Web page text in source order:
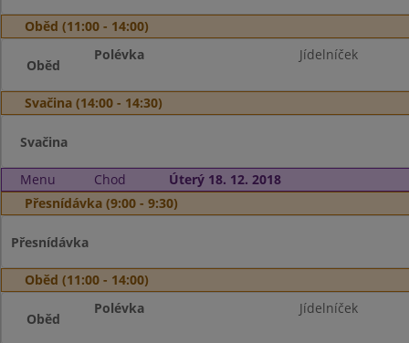
Oběd (11:00 - 14:00)
Oběd
Polévka Jídelníček
Svačina (14:00 - 14:30)
Svačina
Menu Chod
Úterý 18. 12. 2018
Přesnídávka (9:00 - 9:30)
Přesnídávka
Oběd (11:00 - 14:00)
Oběd
Polévka Jídelníček